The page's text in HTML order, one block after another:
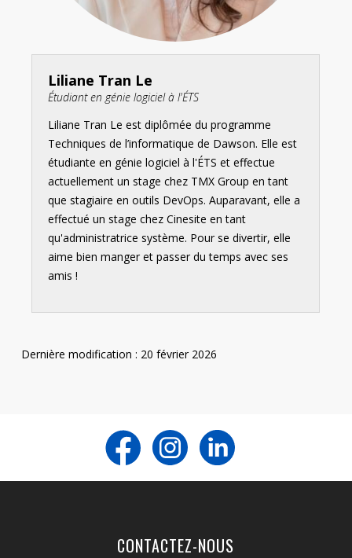
Liliane Tran Le
Étudiant en génie logiciel à l'ÉTS
Liliane Tran Le est diplômée du programme
Techniques de l’informatique de Dawson. Elle est
étudiante en génie logiciel à l'ÉTS et effectue
actuellement un stage chez TMX Group en tant
que stagiaire en outils DevOps. Auparavant, elle a
effectué un stage chez Cinesite en tant
qu'administratrice système. Pour se divertir, elle
aime bien manger et passer du temps avec ses
amis !
Dernière modification : 20 février 2026
CONTACTEZ-NOUS